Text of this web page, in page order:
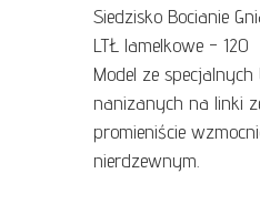
Siedzisko Bocianie
LTŁ lamelkowe - 120
Model ze
nanizanych na linki
promieniście
nierdzewnym.